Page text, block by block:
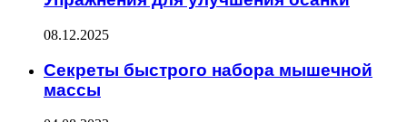
08.12.2025
Секреты быстрого набора мышечной
массы